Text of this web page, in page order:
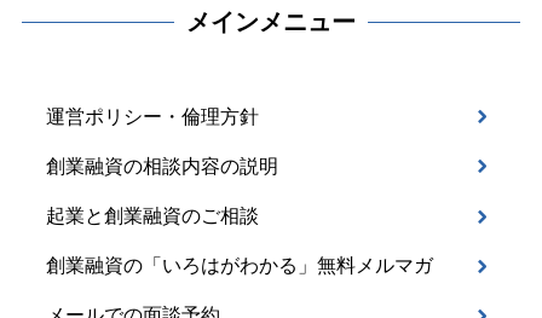
メインメニュー
運営ポリシー・倫理方針
創業融資の相談内容の説明
起業と創業融資のご相談
創業融資の「いろはがわかる」無料メルマガ